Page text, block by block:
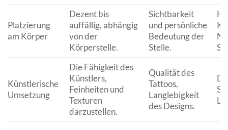
Platzierung
am Körper
Dezent bis
auffällig, abhängig
von der
Körperstelle.
Sichtbarkeit
und persönliche
Bedeutung der
Stelle.
Künstlerische
Umsetzung
Die Fähigkeit des
Künstlers,
Feinheiten und
Texturen
darzustellen.
Qualität des
Tattoos,
Langlebigkeit
des Designs.